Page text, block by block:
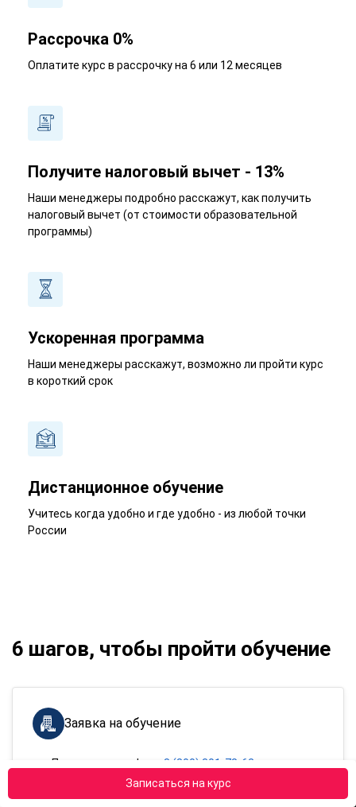
Записаться на курс
Рассрочка 0%
Оплатите курс в рассрочку на 6 или 12 месяцев
Получите налоговый вычет - 13%
Наши менеджеры подробно расскажут, как получить
налоговый вычет (от стоимости образовательной
программы)
Ускоренная программа
Наши менеджеры расскажут, возможно ли пройти курс
в короткий срок
Дистанционное обучение
Учитесь когда удобно и где удобно - из любой точки
России
6 шагов, чтобы пройти обучение
Заявка на обучение
По номеру телефона 8 (800) 301-78-62
zayavki@apokdpo.ru
Через формуобратной связи